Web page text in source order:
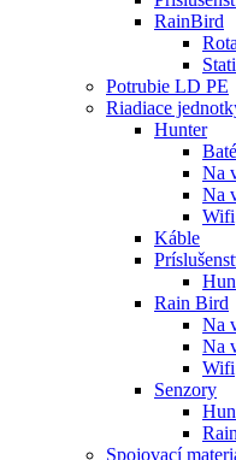
RainBird
Potrubie LD PE
Riadiace
Hunter
Na
Na
Wifi
Káble
Rain Bird
Na
Na
Wifi
Senzory
Spojovací